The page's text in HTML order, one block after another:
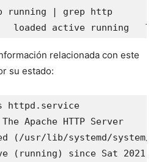
running | grep http
loaded active running
relacionada con este
su estado:
httpd.service
Apache HTTP Server
(/usr/lib/systemd/system/
(running) since Sat 2021-